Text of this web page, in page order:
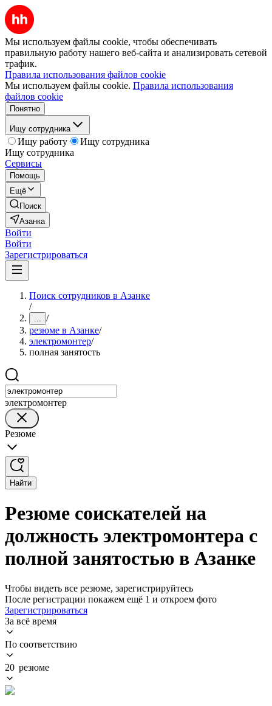
Мы используем файлы cookie, чтобы обеспечивать
правильную работу нашего веб-сайта и анализировать сетевой
трафик.
Правила использования файлов cookie
Мы используем файлы cookie. Правила использования
файлов cookie
Понятно
Ищу сотрудника
Ищу работу
Ищу сотрудника
Ищу сотрудника
Сервисы
Помощь
Ещё
Поиск
Азанка
Войти
Войти
Зарегистрироваться
Поиск сотрудников в Азанке
/
... /
резюме в Азанке/
электромонтер/
полная занятость
электромонтер
Резюме
Найти
Резюме соискателей на
должность электромонтера с
полной занятостью в Азанке
Чтобы видеть все резюме, зарегистрируйтесь
После регистрации покажем ещё 1 и откроем фото
Зарегистрироваться
За всё время
По соответствию
20 резюме